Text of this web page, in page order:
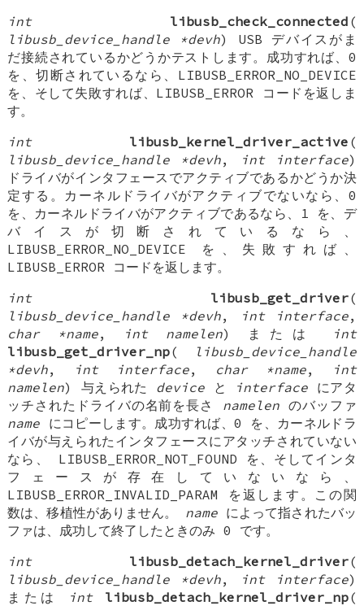
int
libusb_check_connected (
libusb_device_handle *devh) USB デバイスがま
だ接続されているかどうかテストします。成功すれば、0
を、切断されているなら、LIBUSB_ERROR_NO_DEVICE
を、そして失敗すれば、LIBUSB_ERROR コードを返しま
す。
int
libusb_kernel_driver_active (
libusb_device_handle *devh, int interface)
ドライバがインタフェースでアクティブであるかどうか決
定する。カーネルドライバがアクティブでないなら、0
を、カーネルドライバがアクティブであるなら、1 を、デ
バイスが切断されているなら、
LIBUSB_ERROR_NO_DEVICE を、失敗すれば、
LIBUSB_ERROR コードを返します。
int
libusb_get_driver(
libusb_device_handle *devh, int interface,
char *name, int namelen) または
int
libusb_get_driver_np(
libusb_device_handle
*devh, int interface, char *name,
int
namelen) 与えられた device と interface にアタ
ッチされたドライバの名前を長さ namelen のバッファ
name にコピーします。成功すれば、0 を、カーネルドラ
イバが与えられたインタフェースにアタッチされていない
なら、 LIBUSB_ERROR_NOT_FOUND を、そしてインタ
フェースが存在していないなら、
LIBUSB_ERROR_INVALID_PARAM を返します。この関
数は、移植性がありません。 name によって指されたバッ
ファは、成功して終了したときのみ 0 です。
int
libusb_detach_kernel_driver(
libusb_device_handle *devh, int interface)
または
int libusb_detach_kernel_driver_np(